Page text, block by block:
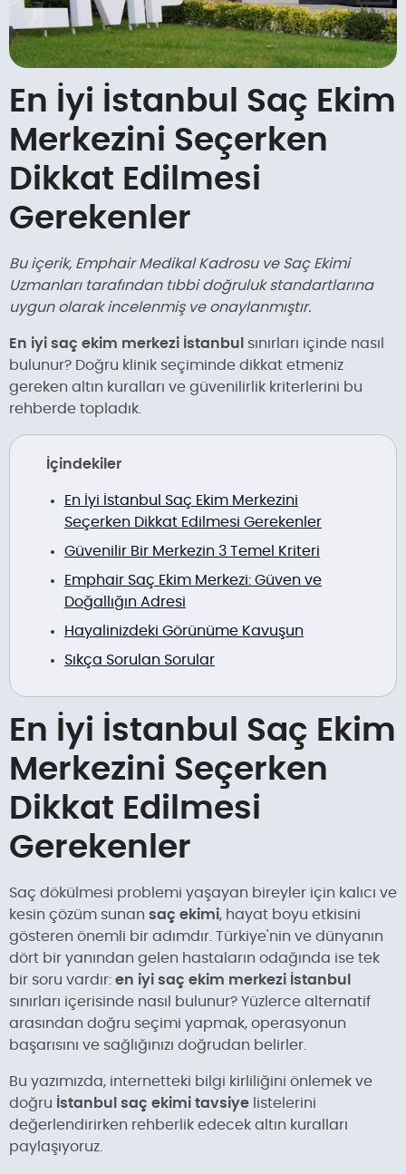
En İyi İstanbul Saç Ekim
Merkezini Seçerken
Dikkat Edilmesi
Gerekenler
Bu içerik, Emphair Medikal Kadrosu ve Saç Ekimi
Uzmanları tarafından tıbbi doğruluk standartlarına
uygun olarak incelenmiş ve onaylanmıştır.
En iyi saç ekim merkezi İstanbul
sınırları içinde nasıl
bulunur? Doğru klinik seçiminde dikkat etmeniz
gereken altın kuralları ve güvenilirlik kriterlerini bu
rehberde topladık.
İçindekiler
En İyi İstanbul Saç Ekim Merkezini
Seçerken Dikkat Edilmesi Gerekenler
Güvenilir Bir Merkezin 3 Temel Kriteri
Emphair Saç Ekim Merkezi: Güven ve
Doğallığın Adresi
Hayalinizdeki Görünüme Kavuşun
Sıkça Sorulan Sorular
En İyi İstanbul Saç Ekim
Merkezini Seçerken
Dikkat Edilmesi
Gerekenler
Saç dökülmesi problemi yaşayan bireyler için kalıcı ve
kesin çözüm sunan saç ekimi, hayat boyu etkisini
gösteren önemli bir adımdır. Türkiye'nin ve dünyanın
dört bir yanından gelen hastaların odağında ise tek
bir soru vardır: en iyi saç ekim merkezi İstanbul
sınırları içerisinde nasıl bulunur? Yüzlerce alternatif
arasından doğru seçimi yapmak, operasyonun
başarısını ve sağlığınızı doğrudan belirler.
Bu yazımızda, internetteki bilgi kirliliğini önlemek ve
doğru İstanbul saç ekimi tavsiye listelerini
değerlendirirken rehberlik edecek altın kuralları
paylaşıyoruz.